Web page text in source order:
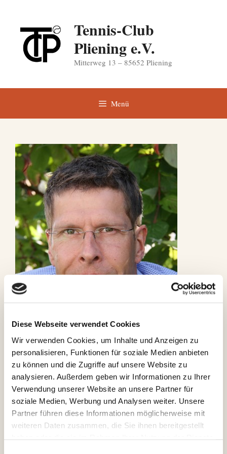
Diese Webseite verwendet Cookies
Wir verwenden Cookies, um Inhalte und Anzeigen zu
personalisieren, Funktionen für soziale Medien anbieten
zu können und die Zugriffe auf unsere Website zu
analysieren. Außerdem geben wir Informationen zu Ihrer
Verwendung unserer Website an unsere Partner für
soziale Medien, Werbung und Analysen weiter. Unsere
Partner führen diese Informationen möglicherweise mit
weiteren Daten zusammen, die Sie ihnen bereitgestellt
springen
Tennis-Club
Pliening e.V.
Mitterweg 13 – 85652 Pliening
Menü
Freizeitwart für Herren
24. April 2017von Andrea
Mit Ingo Röseler haben wir bereits Ende letzten Jahres